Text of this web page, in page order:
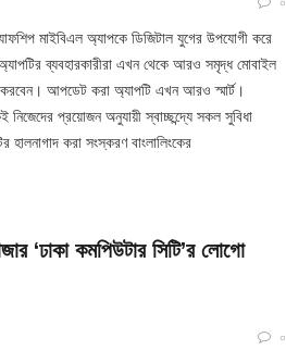
মাইবিএল অ্যাপকে ডিজিটাল যুগের উপযোগী করে
ব্যবহারকারীরা এখন থেকে আরও সমৃদ্ধ মোবাইল
আপডেট করা অ্যাপটি এখন আরও স্মার্ট।
নিজেদের প্রয়োজন অনুযায়ী স্বাচ্ছন্দ্যে সকল সুবিধা
করা সংস্করণ বাংলালিংকের
‘ঢাকা কমপিউটার সিটি’র লোগো
০